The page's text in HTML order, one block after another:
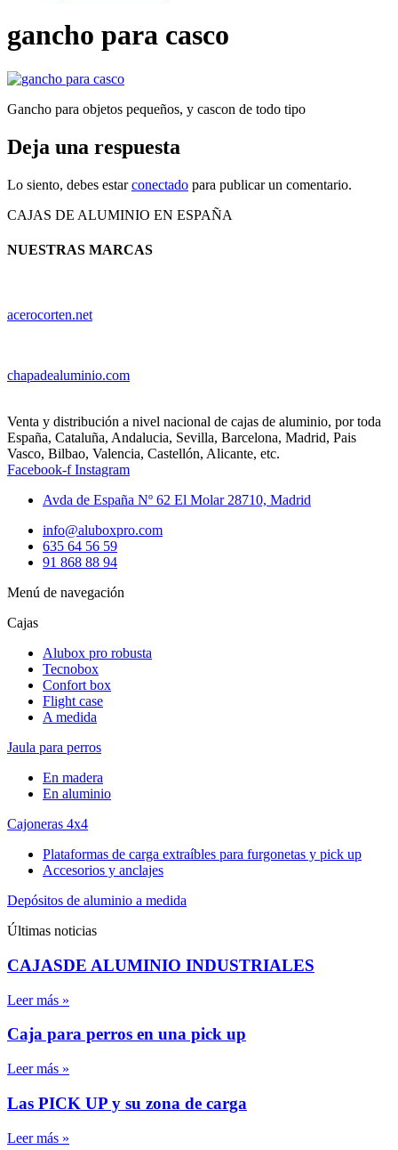
gancho para casco
Gancho para objetos pequeños, y cascon de todo tipo
Deja una respuesta
Lo siento, debes estarconectado para publicar un comentario.
CAJAS DE ALUMINIO EN ESPAÑA
NUESTRAS MARCAS
acerocorten.net
chapadealuminio.com
Venta y distribución a nivel nacional de cajas de aluminio, por toda
España, Cataluña, Andalucia, Sevilla, Barcelona, Madrid, Pais
Vasco, Bilbao, Valencia, Castellón, Alicante, etc.
Facebook-f Instagram
Avda de España Nº 62 El Molar 28710, Madrid
info@aluboxpro.com
635 64 56 59
91 868 88 94
Menú de navegación
Cajas
Alubox pro robusta
Tecnobox
Confort box
Flight case
A medida
Jaula para perros
En madera
En aluminio
Cajoneras 4x4
Plataformas de carga extraíbles para furgonetas y pick up
Accesorios y anclajes
Depósitos de aluminio a medida
Últimas noticias
CAJASDE ALUMINIO INDUSTRIALES
Leer más »
Caja para perros en una pick up
Leer más »
Las PICK UP y su zona de carga
Leer más »